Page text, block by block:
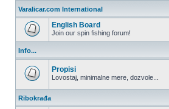
postova
Varalicar.com International
English Board
Join our spin fishing forum!
Info...
nepročitanih
postova
Propisi
Lovostaj, minimalne mere, dozvole...
Ribokrađa